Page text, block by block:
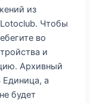
из
Чтобы
во
и
Архивный
Единица, а
будет